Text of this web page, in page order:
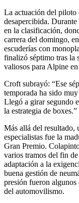
La actuación del piloto
desapercibida.
en la clasificación,
carrera del domingo,
escuderías con
finalizó séptimo tras la
valiosos para Alpine
Croft subrayó: “Ese
temporada ha sido
Llegó a girar segundo
la estrategia de boxes.”
Más allá del resultado,
especialistas fue la
Gran Premio.
varios tramos del fin
adaptación a la
buena gestión de
presión fueron algunos
del automovilismo.